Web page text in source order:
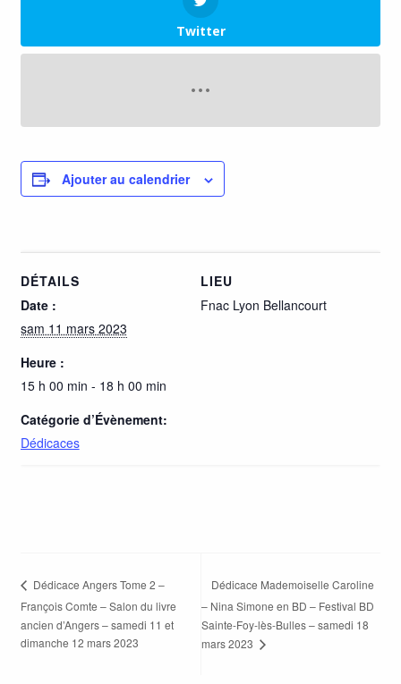
Twitter
Ajouter au calendrier
DÉTAILS
Date :
sam 11 mars 2023
Heure :
15 h 00 min - 18 h 00 min
Catégorie d’Évènement:
Dédicaces
LIEU
Fnac Lyon Bellancourt
Dédicace Angers Tome 2 –
François Comte – Salon du livre
ancien d’Angers – samedi 11 et
dimanche 12 mars 2023
Dédicace Mademoiselle Caroline
– Nina Simone en BD – Festival BD
Sainte-Foy-lès-Bulles – samedi 18
mars 2023